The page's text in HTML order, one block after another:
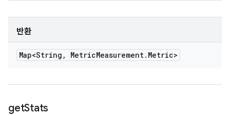
반환
Map<String , MetricMeasurement. Metric>
getStats